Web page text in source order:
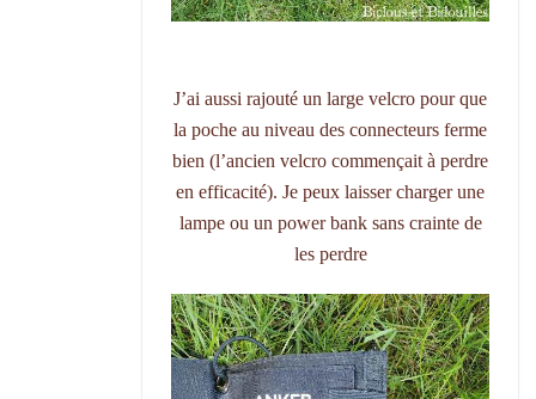
J’ai aussi rajouté un large velcro pour que
la poche au niveau des connecteurs ferme
bien (l’ancien velcro commençait à perdre
en efficacité). Je peux laisser charger une
lampe ou un power bank sans crainte de
les perdre